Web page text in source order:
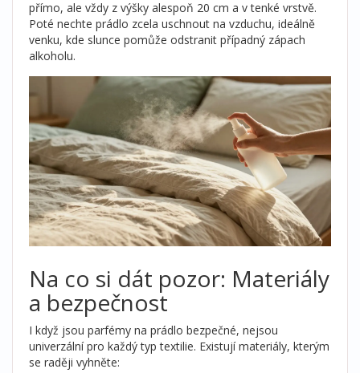
přímo, ale vždy z výšky alespoň 20 cm a v tenké vrstvě.
Poté nechte prádlo zcela uschnout na vzduchu, ideálně
venku, kde slunce pomůže odstranit případný zápach
alkoholu.
Na co si dát pozor: Materiály
a bezpečnost
I když jsou parfémy na prádlo bezpečné, nejsou
univerzální pro každý typ textilie. Existují materiály, kterým
se raději vyhněte: